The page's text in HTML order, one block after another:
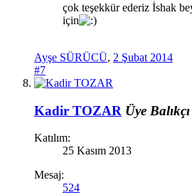
çok teşekkür ederiz İshak
için
Ayşe SÜRÜCÜ, 2 Şubat 2014
#7
Kadir TOZAR Üye Balıkçı
Katılım:
25 Kasım 2013
Mesaj:
524